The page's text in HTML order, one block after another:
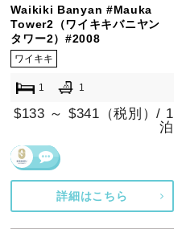
Waikiki Banyan #Mauka
Tower2（ワイキキバニヤン
タワー2）#2008
ワイキキ
1 1
$133 ～ $341（税別）/ 1
泊
詳細はこちら